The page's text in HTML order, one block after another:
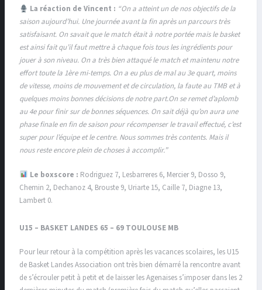
La réaction de Vincent : “On a atteint un de nos objectifs de la
saison aujourd’hui. Une journée avant la fin après un parcours très
satisfaisant. On savait que le match était à notre portée mais le basket
est ainsi fait qu’il faut mettre à chaque fois tous les ingrédients pour
jouer à son niveau. On a très bien attaqué le match et maintenu notre
effort toute la 1ère mi-temps. On a eu plus de mal au 3e quart, moins
de vitesse, moins de mouvement et de circulation, la faute au TMB et à
quelques moins bonnes décisions de notre part.On se remet d’aplomb
au 4e pour finir sur de bonnes séquences. On sait déjà qu’on aura une
phase finale en fin de saison pour récompenser le travail effectué, c’est
super pour l’équipe et le centre. Nous sommes très contents. Mais il
nous reste encore plein de choses à accomplir.”
Le boxscore : Rodriguez 7, Lesbarreres 6, Mercier 9, Dosso 9,
Chemin 2, Dechanoz 4, Brouste 9, Uriarte 15, Caille 7, Diagne 13,
Lambert 0.
U15 – BASKET LANDES 65 – 69 TOULOUSE MB
Pour leur retour à la compétition après les vacances scolaires, les U15
de Basket Landes Association ont très bien démarré la rencontre avant
de s’écrouler petit à petit et de laisser les Agenaises s’imposer dans les 2